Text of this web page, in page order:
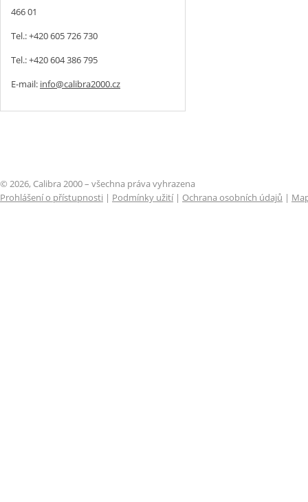
466 01
Tel.: +420 605 726 730
Tel.: +420 604 386 795
E-mail: info@calibra2000.cz
© 2026, Calibra 2000 – všechna práva vyhrazena
Prohlášení o přístupnosti | Podmínky užití| Ochrana osobních údajů |